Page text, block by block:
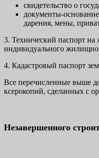
свидетельство о
документы-
дарения, мены,
3. Технический паспорт
индивидуального
4. Кадастровый паспорт
Все перечисленные выше
ксерокопий, сделанных с
Незавершенного